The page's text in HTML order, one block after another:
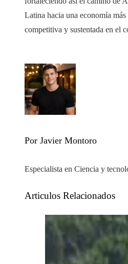
Latina hacia una economía más
competitiva y sustentada en el
Por Javier Montoro
Especialista en Ciencia y
Articulos Relacionados